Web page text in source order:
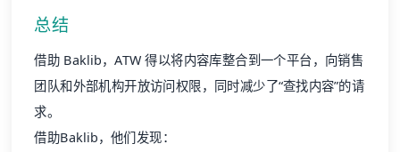
总结
借助 Baklib，ATW 得以将内容库整合到一个平台，向销售
团队和外部机构开放访问权限，同时减少了“查找内容”的请
求。
借助Baklib，他们发现：